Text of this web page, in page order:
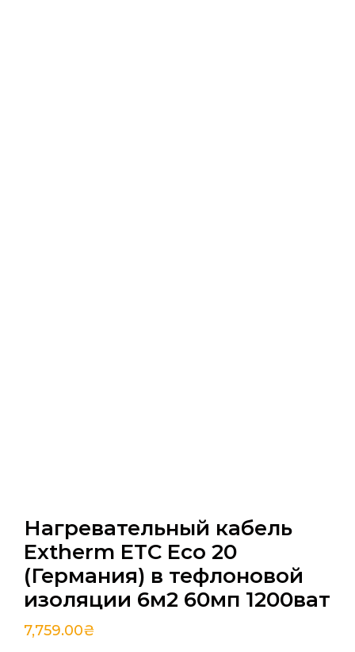
Нагревательный кабель
Extherm ETC Eco 20
(Германия) в тефлоновой
изоляции 6м2 60мп 1200ват
7,759.00₴